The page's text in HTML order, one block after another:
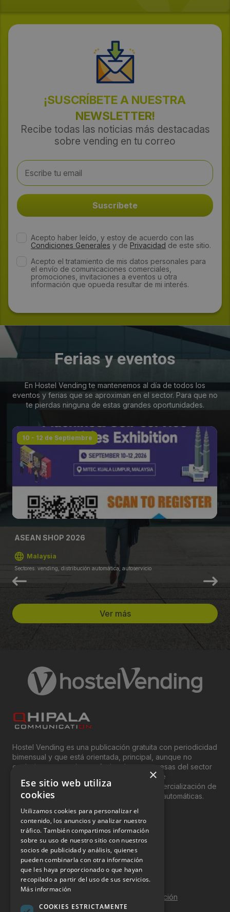
¡SUSCRÍBETE A NUESTRA
NEWSLETTER!
Recibe todas las noticias más destacadas
sobre vending en tu correo
Acepto haber leído, y estoy de acuerdo con las
Condiciones Generales y de Privacidad de este sitio.
Acepto el tratamiento de mis datos personales para
el envío de comunicaciones comerciales,
promociones, invitaciones a eventos u otra
información que opueda resultar de mi interés.
Ferias y eventos
En Hostel Vending te mantenemos al día de todos los
eventos y ferias que se aproximan en el sector. Para que no
te pierdas ninguna de estas grandes oportunidades.
10 - 12 de Septiembre
ASEAN SHOP 2026
Malaysia
Sectores: vending, distribución automática, autoservicio
Ver más
Hostel Vending es una publicación gratuita con periodicidad
bimensual y que está orientada, principal, aunque no
exclusivamente, a los profesionales y empresas del sector
del “Vending”; nombre con el que se conoce
genéricamente entre profesionales a la comercialización de
productos y servicios a través de máquinas automáticas.
INFORMACIÓN LEGAL
Aviso Legal
Política de Privacidad
Política de Cookies
Política de calidad y seguridad de la información
×
Ese sitio web utiliza
cookies
Utilizamos cookies para personalizar el
contenido, los anuncios y analizar nuestro
tráfico. También compartimos información
sobre su uso de nuestro sitio con nuestros
socios de publicidad y análisis, quienes
pueden combinarla con otra información
que les haya proporcionado o que hayan
recopilado a partir del uso de sus servicios.
Más información
COOKIES ESTRICTAMENTE